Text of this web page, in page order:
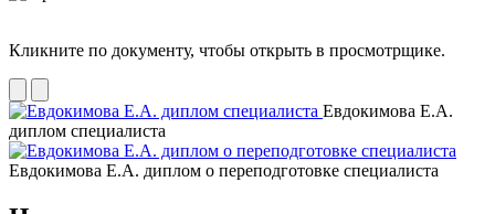
Кликните по документу, чтобы открыть в просмотрщике.
Евдокимова Е.А.
диплом специалиста
Евдокимова Е.А. диплом о переподготовке специалиста